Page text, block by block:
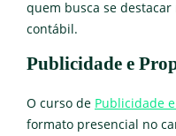
quem busca se
contábil.
Publicidade e
O curso de Publicidade
formato presencial no